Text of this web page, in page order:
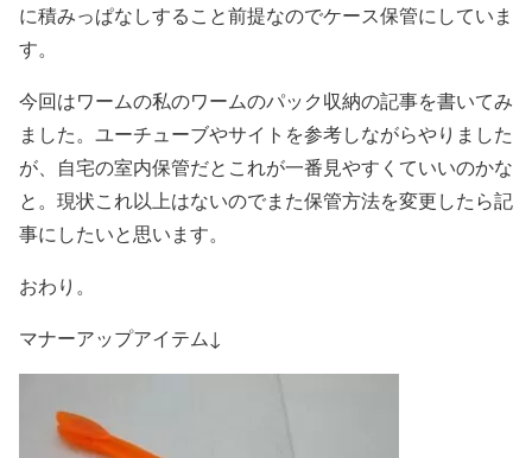
に積みっぱなしすること前提なのでケース保管にしていま
す。
今回はワームの私のワームのパック収納の記事を書いてみ
ました。ユーチューブやサイトを参考しながらやりました
が、自宅の室内保管だとこれが一番見やすくていいのかな
と。現状これ以上はないのでまた保管方法を変更したら記
事にしたいと思います。
おわり。
マナーアップアイテム↓